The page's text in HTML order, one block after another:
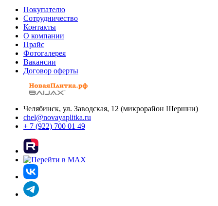
Покупателю
Сотрудничество
Контакты
О компании
Прайс
Фотогалерея
Вакансии
Договор оферты
Челябинск, ул. Заводская, 12 (микрорайон Шершни)
chel@novayaplitka.ru
+ 7 (922) 700 01 49